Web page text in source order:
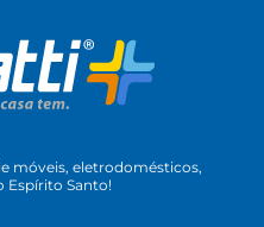
móveis, eletrodomésticos,
Espírito Santo!